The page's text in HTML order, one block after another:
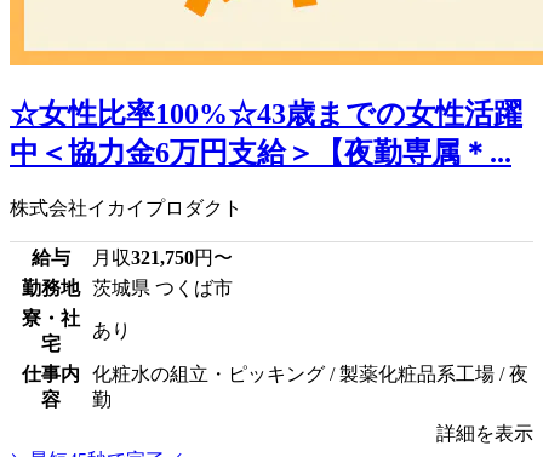
☆女性比率100%☆43歳までの女性活躍
中＜協力金6万円支給＞【夜勤専属＊...
株式会社イカイプロダクト
給与 月収321,750円〜
勤務地
茨城県 つくば市
寮・社
宅
あり
仕事内
容
化粧水の組立・ピッキング / 製薬化粧品系工場 / 夜
勤
詳細を表示